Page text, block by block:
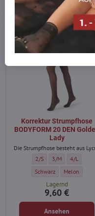
Korrektur Strumpfhose
BODYFORM 20 DEN
Lady
Die Strumpfhose besteht aus
Korrektur Strumpfhose
2/S Korrektur
3/M Korrektur
4/L
Korrektur Strumpfhose
Schwarz Korrektur
Melon
Lagernd
9,60 €
Ansehen